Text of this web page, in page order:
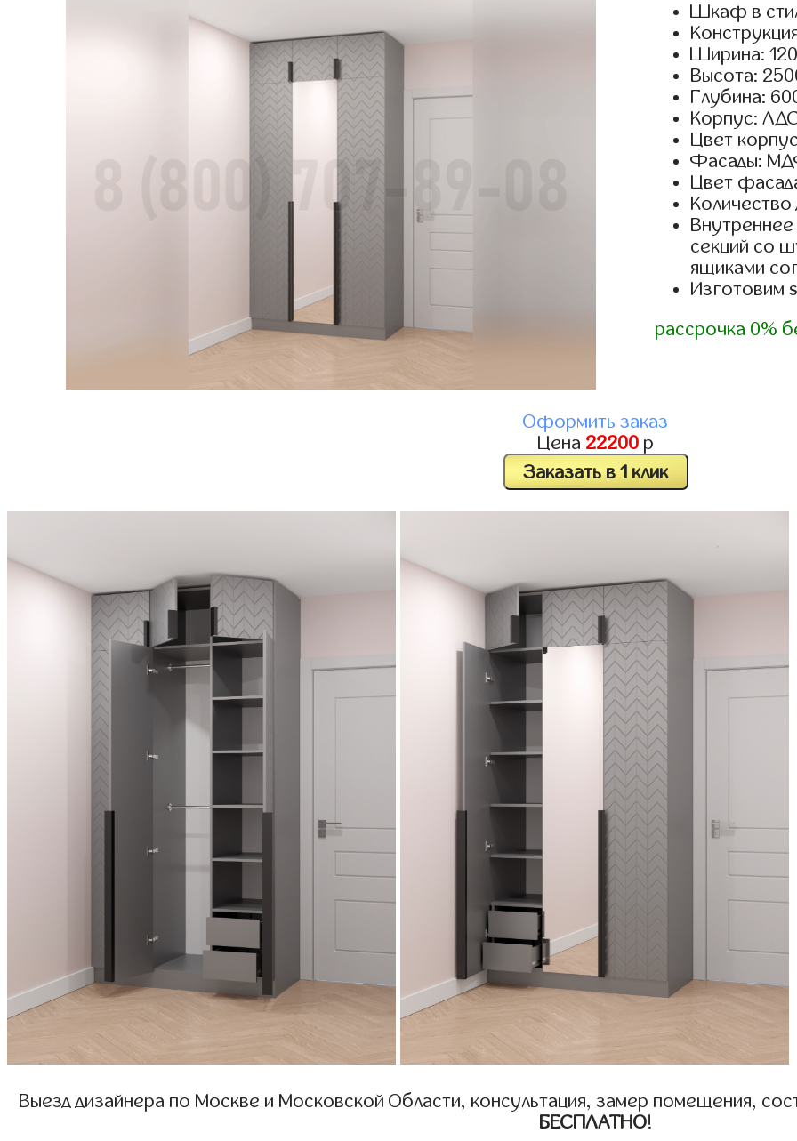
Шкаф в
Ширина:
Высота:
Глубина:
Корпус:
Цвет
Фасады:
Цвет
Количество
секций со
ящиками
Изготовим
рассрочка 0%
Оформить заказ
Цена 22200 р
Заказать в 1 клик
Выезд дизайнера по Москве и Московской Области, консультация, замер помещения,
БЕСПЛАТНО!